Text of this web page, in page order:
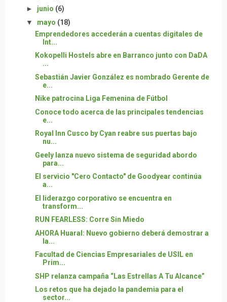
► junio (6)
▼ mayo (18)
Emprendedores accederán a cuentas digitales de
Int...
Kokopelli Hostels abre en Barranco junto con DaDA
...
Sebastián Javier González es nombrado Gerente de
e...
Nike patrocina Liga Femenina de Fútbol
Conoce todo acerca de las principales tendencias
e...
Royal Inn Cusco by Cyan reabre sus puertas bajo
nu...
Geely lanza nuevo sistema de seguridad abordo
para...
El servicio "Cero Contacto" de Goodyear continúa
a...
El liderazgo corporativo se encuentra en
transform...
RUN FEARLESS: Corre Sin Miedo
AHORA Huaral: Nuevo gobierno deberá demostrar a
la...
Facultad de Ciencias Empresariales de USIL en
Prim...
SHP relanza campaña “Las Estrellas A Tu Alcance”
Los retos que ha dejado la pandemia para el
sector...